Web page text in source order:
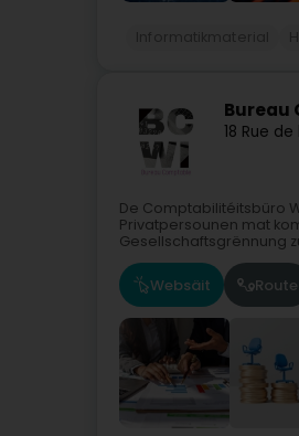
Bureau
18 Rue
De Comptabilitéitsbüro
Privatpersounen mat
Gesellschaftsgrënnung
Websäit Route